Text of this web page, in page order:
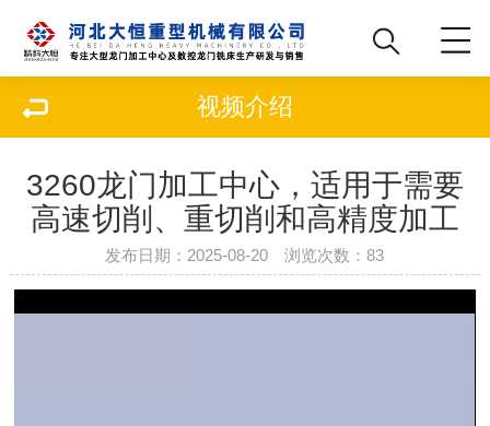
视频介绍
3260龙门加工中心，适用于需要
高速切削、重切削和高精度加工
发布日期：2025-08-20 浏览次数：83